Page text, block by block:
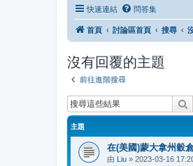
快速連結 問答集
首頁 討論區首頁 搜尋
沒有回覆的主題
前往進階搜尋
主題
在(美國)蒙大拿州穀
由 Liu » 2023-03-16